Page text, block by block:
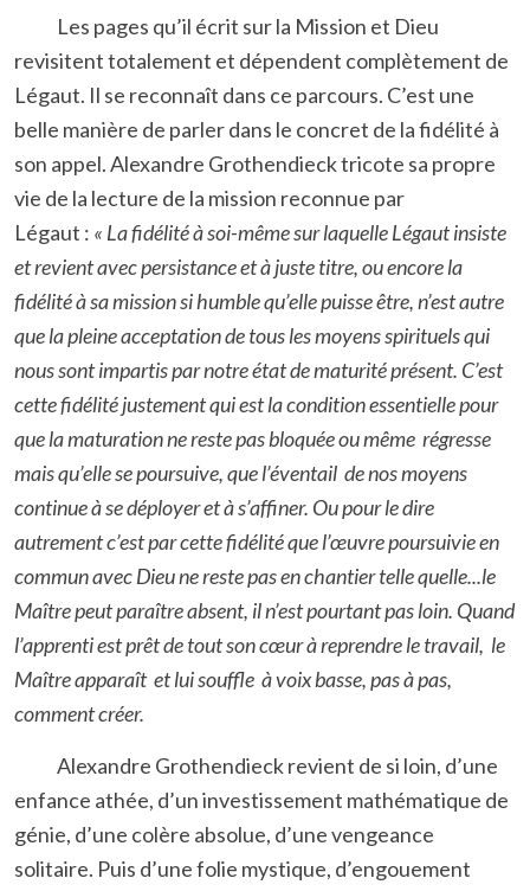
Les pages qu’il écrit sur la Mission et Dieu
revisitent totalement et dépendent complètement de
Légaut. Il se reconnaît dans ce parcours. C’est une
belle manière de parler dans le concret de la fidélité à
son appel. Alexandre Grothendieck tricote sa propre
vie de la lecture de la mission reconnue par
Légaut : « La fidélité à soi-même sur laquelle Légaut insiste
et revient avec persistance et à juste titre, ou encore la
fidélité à sa mission si humble qu’elle puisse être, n’est autre
que la pleine acceptation de tous les moyens spirituels qui
nous sont impartis par notre état de maturité présent. C’est
cette fidélité justement qui est la condition essentielle pour
que la maturation ne reste pas bloquée ou même régresse
mais qu’elle se poursuive, que l’éventail de nos moyens
continue à se déployer et à s’affiner. Ou pour le dire
autrement c’est par cette fidélité que l’œuvre poursuivie en
commun avec Dieu ne reste pas en chantier telle quelle...le
Maître peut paraître absent, il n’est pourtant pas loin. Quand
l’apprenti est prêt de tout son cœur à reprendre le travail, le
Maître apparaît et lui souffle à voix basse, pas à pas,
comment créer.
Alexandre Grothendieck revient de si loin, d’une
enfance athée, d’un investissement mathématique de
génie, d’une colère absolue, d’une vengeance
solitaire. Puis d’une folie mystique, d’engouement